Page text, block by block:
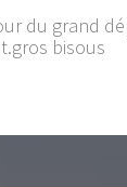
du grand
bisous